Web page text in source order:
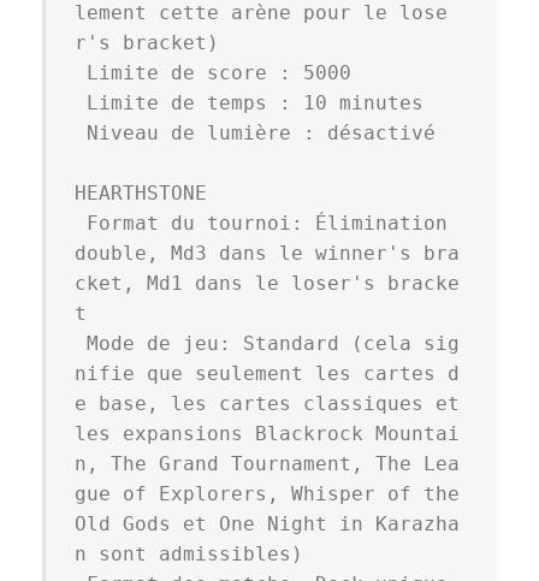
lement cette arène pour le lose
r's bracket)
HEARTHSTONE
double, Md3 dans le winner's bra
cket, Md1 dans le loser's bracke
t
nifie que seulement les cartes d
e base, les cartes classiques et
les expansions Blackrock Mountai
n, The Grand Tournament, The Lea
gue of Explorers, Whisper of the
Old Gods et One Night in Karazha
n sont admissibles)